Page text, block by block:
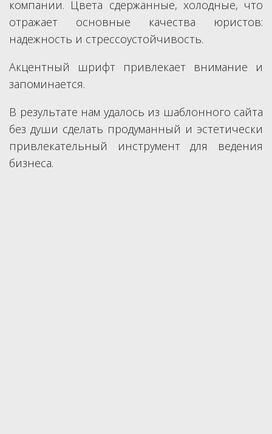
компании. Цвета сдержанные, холодные, что
отражает основные качества юристов:
надежность и стрессоустойчивость.
Акцентный шрифт привлекает внимание и
запоминается.
В результате нам удалось из шаблонного сайта
без души сделать продуманный и эстетически
привлекательный инструмент для ведения
бизнеса.